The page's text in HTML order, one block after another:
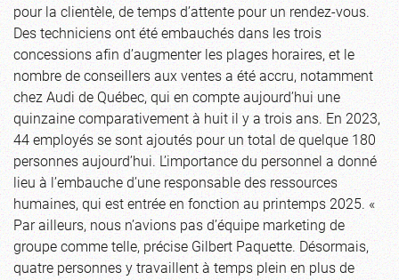
pour la clientèle, de temps d’attente pour un rendez-vous.
Des techniciens ont été embauchés dans les trois
concessions afin d’augmenter les plages horaires, et le
nombre de conseillers aux ventes a été accru, notamment
chez Audi de Québec, qui en compte aujourd’hui une
quinzaine comparativement à huit il y a trois ans. En 2023,
44 employés se sont ajoutés pour un total de quelque 180
personnes aujourd’hui. L’importance du personnel a donné
lieu à l’embauche d’une responsable des ressources
humaines, qui est entrée en fonction au printemps 2025. «
Par ailleurs, nous n’avions pas d’équipe marketing de
groupe comme telle, précise Gilbert Paquette. Désormais,
quatre personnes y travaillent à temps plein en plus de